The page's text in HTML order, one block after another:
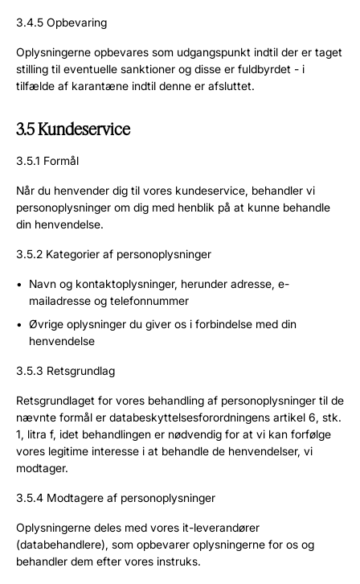
3.4.5 Opbevaring
Oplysningerne opbevares som udgangspunkt indtil der er taget
stilling til eventuelle sanktioner og disse er fuldbyrdet - i
tilfælde af karantæne indtil denne er afsluttet.
3.5 Kundeservice
3.5.1 Formål
Når du henvender dig til vores kundeservice, behandler vi
personoplysninger om dig med henblik på at kunne behandle
din henvendelse.
3.5.2 Kategorier af personoplysninger
Navn og kontaktoplysninger, herunder adresse, e-
mailadresse og telefonnummer
Øvrige oplysninger du giver os i forbindelse med din
henvendelse
3.5.3 Retsgrundlag
Retsgrundlaget for vores behandling af personoplysninger til de
nævnte formål er databeskyttelsesforordningens artikel 6, stk.
1, litra f, idet behandlingen er nødvendig for at vi kan forfølge
vores legitime interesse i at behandle de henvendelser, vi
modtager.
3.5.4 Modtagere af personoplysninger
Oplysningerne deles med vores it-leverandører
(databehandlere), som opbevarer oplysningerne for os og
behandler dem efter vores instruks.